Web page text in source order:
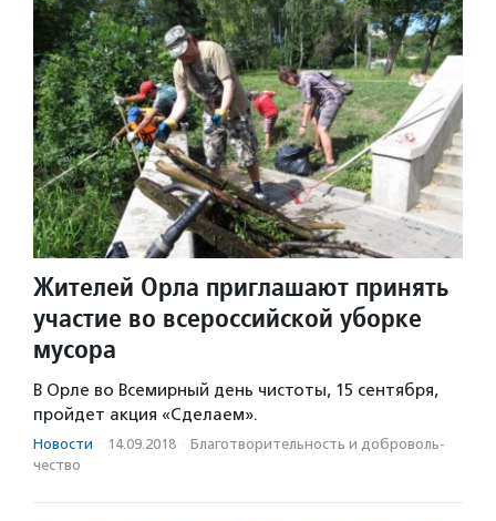
Жителей Орла приглашают принять
участие во всероссийской уборке
мусора
В Орле во Всемирный день чистоты, 15 сентября,
пройдет акция «Сделаем».
Новости · 14.09.2018 · Благотвори­тель­ность и доброволь­
чест­во